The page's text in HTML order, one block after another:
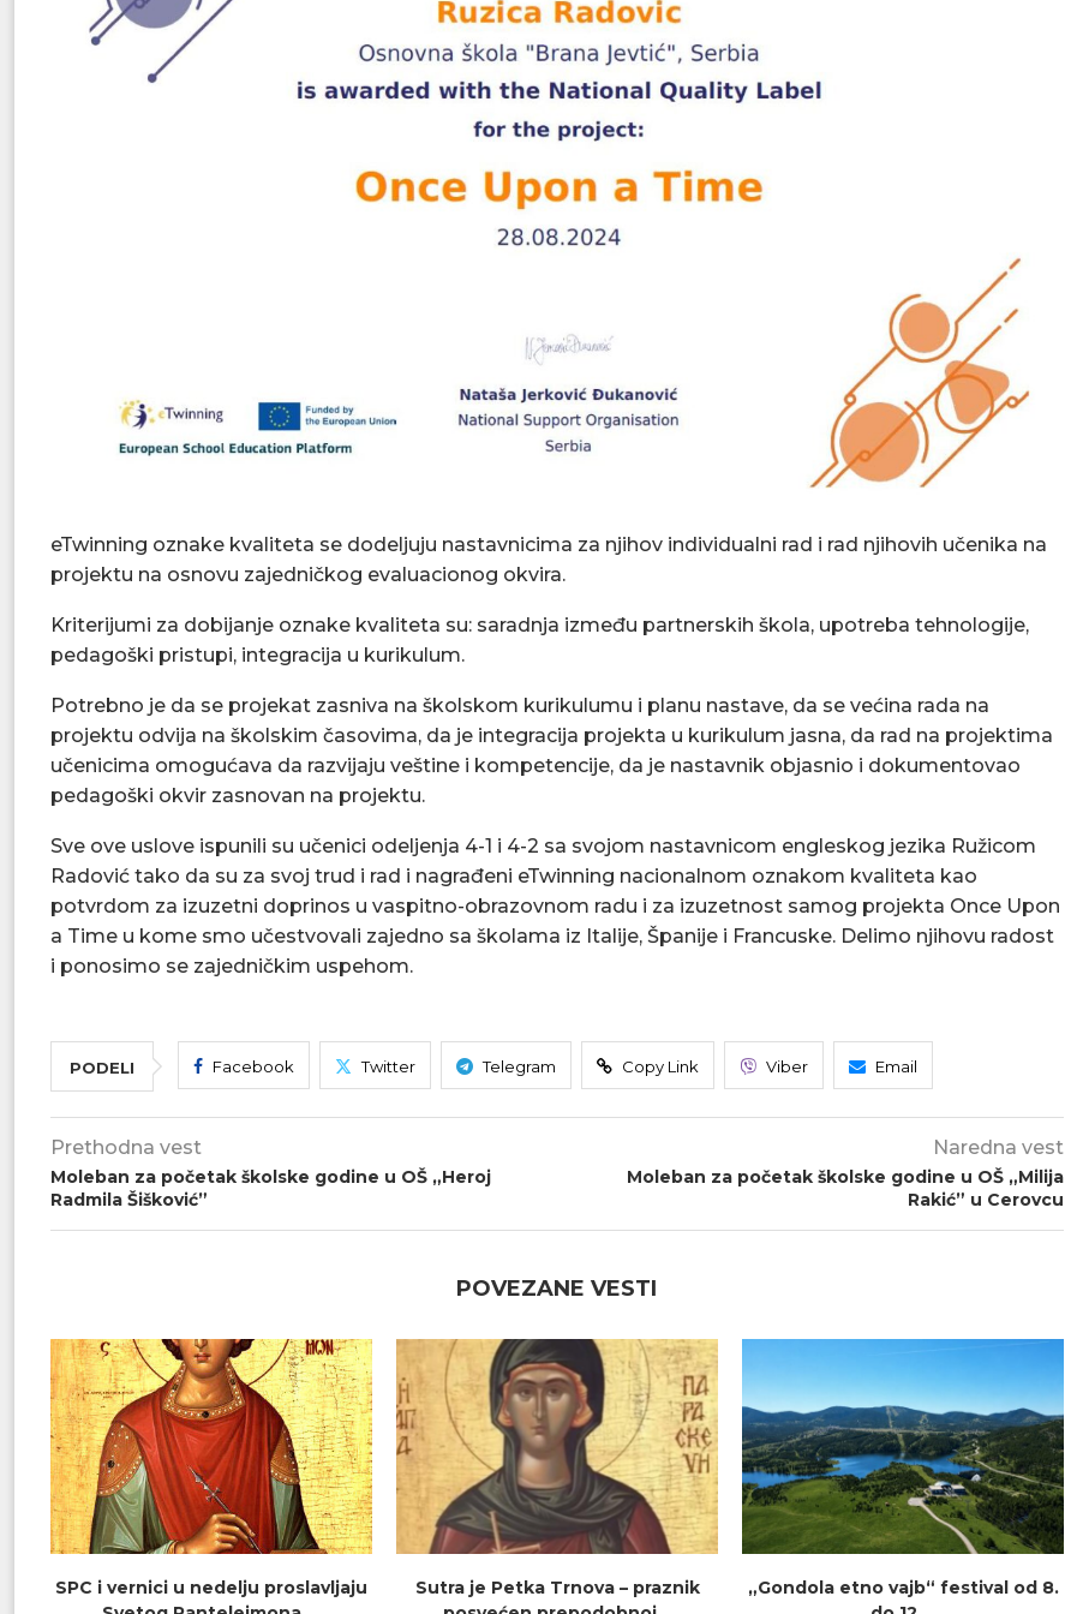
eTwinning oznake kvaliteta se dodeljuju nastavnicima za njihov individualni rad i rad njihovih učenika na
projektu na osnovu zajedničkog evaluacionog okvira.
Kriterijumi za dobijanje oznake kvaliteta su: saradnja između partnerskih škola, upotreba tehnologije,
pedagoški pristupi, integracija u kurikulum.
Potrebno je da se projekat zasniva na školskom kurikulumu i planu nastave, da se većina rada na
projektu odvija na školskim časovima, da je integracija projekta u kurikulum jasna, da rad na projektima
učenicima omogućava da razvijaju veštine i kompetencije, da je nastavnik objasnio i dokumentovao
pedagoški okvir zasnovan na projektu.
Sve ove uslove ispunili su učenici odeljenja 4-1 i 4-2 sa svojom nastavnicom engleskog jezika Ružicom
Radović tako da su za svoj trud i rad i nagrađeni eTwinning nacionalnom oznakom kvaliteta kao
potvrdom za izuzetni doprinos u vaspitno-obrazovnom radu i za izuzetnost samog projekta Once Upon
a Time u kome smo učestvovali zajedno sa školama iz Italije, Španije i Francuske. Delimo njihovu radost
i ponosimo se zajedničkim uspehom.
PODELI Facebook Twitter Telegram Copy Link Viber Email
Prethodna vest
Moleban za početak školske godine u OŠ „Heroj
Radmila Šišković”
Naredna vest
Moleban za početak školske godine u OŠ „Milija
Rakić” u Cerovcu
POVEZANE VESTI
SPC i vernici u nedelju proslavljaju
Sutra je Petka Trnova – praznik
„Gondola etno vajb“ festival od 8.